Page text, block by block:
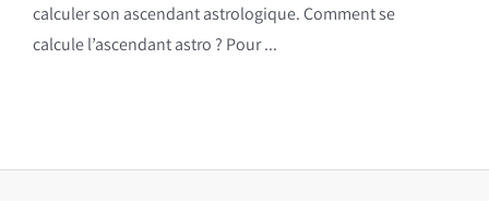
calculer son ascendant astrologique. Comment se
calcule l’ascendant astro ? Pour ...